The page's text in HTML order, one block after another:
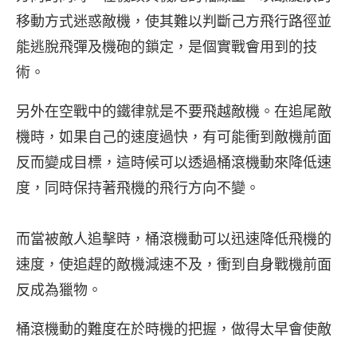
移動方式迷惑敵機，使其難以判斷己方飛行路徑並
能逃脫飛彈及機砲的鎖定，是個實戰會用到的技
術。
另外在空戰中的鐵律就是不要飛越敵機。在追尾敵
機時，如果自己的速度過快，有可能衝到敵機前面
反而變成目標，這時候可以透過桶滾機動來降低速
度，同時保持著飛機的飛行方向不變。
而當被敵人追擊時，桶滾機動可以迅速降低飛機的
速度，使追趕的敵機減速不及，衝到自身戰機前面
反成為獵物。
桶滾機動的難度在於時機的把握，做得太早會使敵